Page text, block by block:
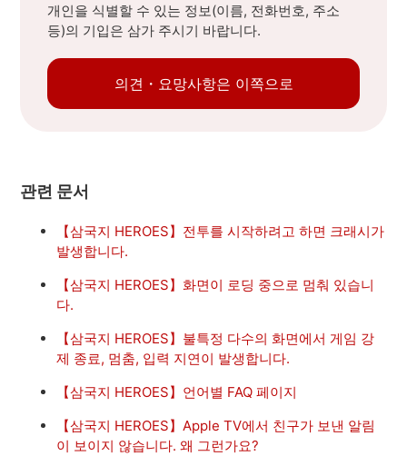
개인을 식별할 수 있는 정보(이름, 전화번호, 주소
등)의 기입은 삼가 주시기 바랍니다.
의견・요망사항은 이쪽으로
관련 문서
【삼국지 HEROES】전투를 시작하려고 하면 크래시가
발생합니다.
【삼국지 HEROES】화면이 로딩 중으로 멈춰 있습니
다.
【삼국지 HEROES】불특정 다수의 화면에서 게임 강
제 종료, 멈춤, 입력 지연이 발생합니다.
【삼국지 HEROES】언어별 FAQ 페이지
【삼국지 HEROES】Apple TV에서 친구가 보낸 알림
이 보이지 않습니다. 왜 그런가요?